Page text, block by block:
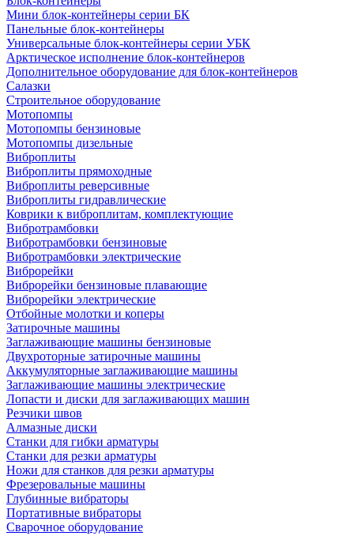
Мини блок-контейнеры серии БК
Панельные блок-контейнеры
Универсальные блок-контейнеры серии УБК
Арктическое исполнение блок-контейнеров
Дополнительное оборудование для блок-контейнеров
Салазки
Строительное оборудование
Мотопомпы
Мотопомпы бензиновые
Мотопомпы дизельные
Виброплиты
Виброплиты прямоходные
Виброплиты реверсивные
Виброплиты гидравлические
Коврики к виброплитам, комплектующие
Вибротрамбовки
Вибротрамбовки бензиновые
Вибротрамбовки электрические
Виброрейки
Виброрейки бензиновые плавающие
Виброрейки электрические
Отбойные молотки и коперы
Затирочные машины
Заглаживающие машины бензиновые
Двухроторные затирочные машины
Аккумуляторные заглаживающие машины
Заглаживающие машины электрические
Лопасти и диски для заглаживающих машин
Резчики швов
Алмазные диски
Станки для гибки арматуры
Станки для резки арматуры
Ножи для станков для резки арматуры
Фрезеровальные машины
Глубинные вибраторы
Портативные вибраторы
Сварочное оборудование